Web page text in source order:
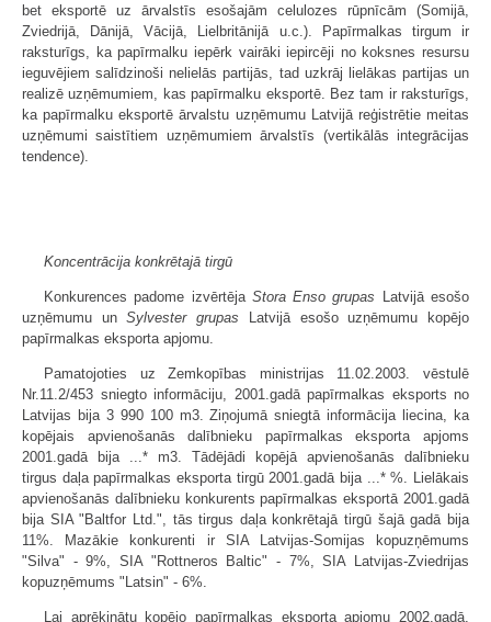
bet eksportē uz ārvalstīs esošajām celulozes rūpnīcām (Somijā,
Zviedrijā, Dānijā, Vācijā, Lielbritānijā u.c.). Papīrmalkas tirgum ir
raksturīgs, ka papīrmalku iepērk vairāki iepircēji no koksnes resursu
ieguvējiem salīdzinoši nelielās partijās, tad uzkrāj lielākas partijas un
realizē uzņēmumiem, kas papīrmalku eksportē. Bez tam ir raksturīgs,
ka papīrmalku eksportē ārvalstu uzņēmumu Latvijā reģistrētie meitas
uzņēmumi saistītiem uzņēmumiem ārvalstīs (vertikālās integrācijas
tendence).
Koncentrācija konkrētajā tirgū
Konkurences padome izvērtēja Stora Enso grupas Latvijā esošo
uzņēmumu unSylvester grupas Latvijā esošo uzņēmumu kopējo
papīrmalkas eksporta apjomu.
Pamatojoties uz Zemkopības ministrijas 11.02.2003. vēstulē
Nr.11.2/453 sniegto informāciju, 2001.gadā papīrmalkas eksports no
Latvijas bija 3 990 100 m3. Ziņojumā sniegtā informācija liecina, ka
kopējais apvienošanās dalībnieku papīrmalkas eksporta apjoms
2001.gadā bija ...* m3. Tādējādi kopējā apvienošanās dalībnieku
tirgus daļa papīrmalkas eksporta tirgū 2001.gadā bija ...* %. Lielākais
apvienošanās dalībnieku konkurents papīrmalkas eksportā 2001.gadā
bija SIA "Baltfor Ltd.", tās tirgus daļa konkrētajā tirgū šajā gadā bija
11%. Mazākie konkurenti ir SIA Latvijas-Somijas kopuzņēmums
"Silva" - 9%, SIA "Rottneros Baltic" - 7%, SIA Latvijas-Zviedrijas
kopuzņēmums "Latsin" - 6%.
Lai aprēķinātu kopējo papīrmalkas eksporta apjomu 2002.gadā,